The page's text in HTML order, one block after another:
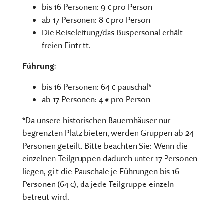
bis 16 Personen: 9 € pro Person
ab 17 Personen: 8 € pro Person
Die Reiseleitung/das Buspersonal erhält
freien Eintritt.
Führung:
bis 16 Personen: 64 € pauschal*
ab 17 Personen: 4 € pro Person
*Da unsere historischen Bauernhäuser nur
begrenzten Platz bieten, werden Gruppen ab 24
Personen geteilt. Bitte beachten Sie: Wenn die
einzelnen Teilgruppen dadurch unter 17 Personen
liegen, gilt die Pauschale je Führungen bis 16
Personen (64 €), da jede Teilgruppe einzeln
betreut wird.